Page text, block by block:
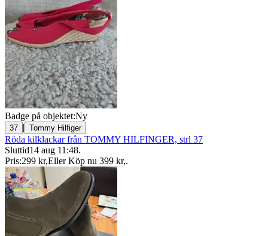
Badge på objektet:Ny
37 | Tommy Hilfiger
Röda kilklackar från TOMMY HILFINGER, strl 37
Sluttid14 aug 11:48.
Pris:299 kr,Eller Köp nu 399 kr,.